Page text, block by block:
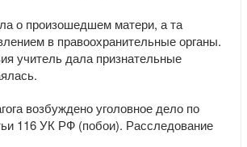
о произошедшем матери, а та
в правоохранительные органы.
учитель дала признательные
возбуждено уголовное дело по
116 УК РФ (побои). Расследование